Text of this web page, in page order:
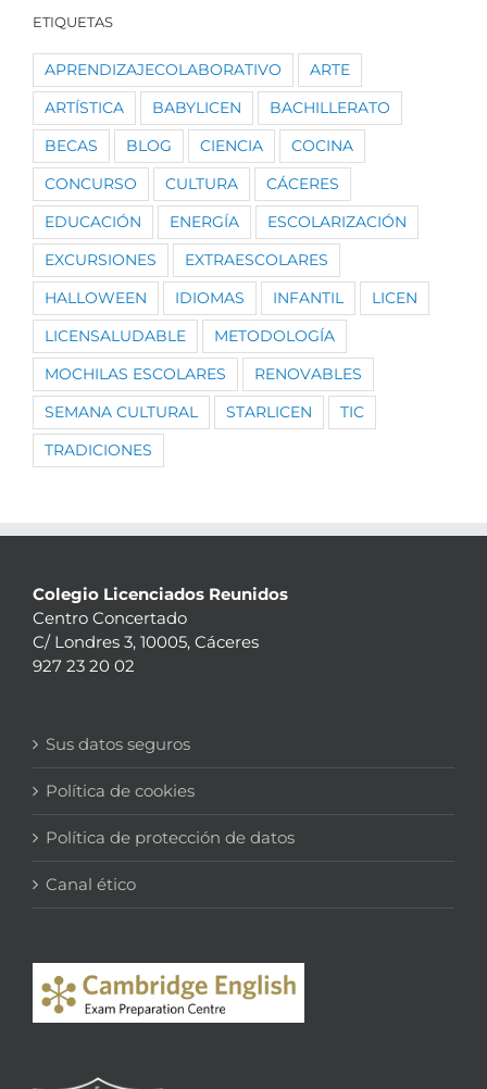
ETIQUETAS
APRENDIZAJECOLABORATIVO ARTE
ARTÍSTICA BABYLICEN BACHILLERATO
BECAS BLOG CIENCIA COCINA
CONCURSO CULTURA CÁCERES
EDUCACIÓN ENERGÍA ESCOLARIZACIÓN
EXCURSIONES EXTRAESCOLARES
HALLOWEEN IDIOMAS INFANTIL LICEN
LICENSALUDABLE METODOLOGÍA
MOCHILAS ESCOLARES RENOVABLES
SEMANA CULTURAL STARLICEN TIC
TRADICIONES
Colegio Licenciados Reunidos
Centro Concertado
C/ Londres 3, 10005, Cáceres
927 23 20 02
Sus datos seguros
Política de cookies
Política de protección de datos
Canal ético